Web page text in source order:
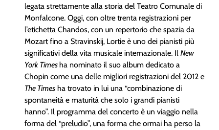
legata strettamente alla storia del Teatro Comunale di
Monfalcone. Oggi, con oltre trenta registrazioni per
l’etichetta Chandos, con un repertorio che spazia da
Mozart fino a Stravinskij, Lortie è uno dei pianisti più
significativi della vita musicale internazionale. Il New
York Times ha nominato il suo album dedicato a
Chopin come una delle migliori registrazioni del 2012 e
The Times ha trovato in lui una “combinazione di
spontaneità e maturità che solo i grandi pianisti
hanno”. Il programma del concerto è un viaggio nella
forma del “preludio”, una forma che ormai ha perso la